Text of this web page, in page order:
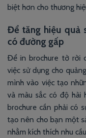
biệt hơn cho thương
Để tăng hiệu quả
có đường gấp
Để in brochure tờ rời
việc sử dụng cho
mình vào việc tạo
và màu sắc có độ hài
brochure cần phải có
tạo nên cho bạn một
nhằm kích thích nhu